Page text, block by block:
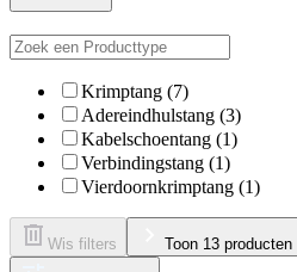
Krimptang (7)
Adereindhulstang (3)
Kabelschoentang (1)
Verbindingstang (1)
Vierdoornkrimptang (1)
Wis filters Toon 13 producten